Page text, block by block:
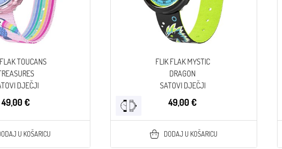
TOUCANS
DJEČJI
49,00 €
U KOŠARICU
FLIK FLAK MYSTIC
DRAGON
SATOVI DJEČJI
49,00 €
DODAJ U KOŠARICU